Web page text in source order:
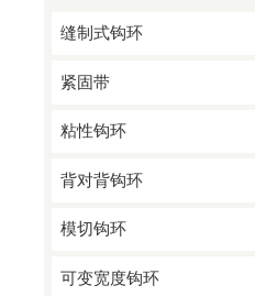
缝制式钩环
紧固带
粘性钩环
背对背钩环
模切钩环
可变宽度钩环